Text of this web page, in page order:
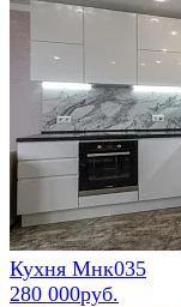
Кухня Мнк035
280 000руб.